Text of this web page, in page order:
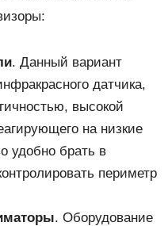
. Данный вариант
датчика,
высокой
на низкие
удобно брать в
периметр
. Оборудование